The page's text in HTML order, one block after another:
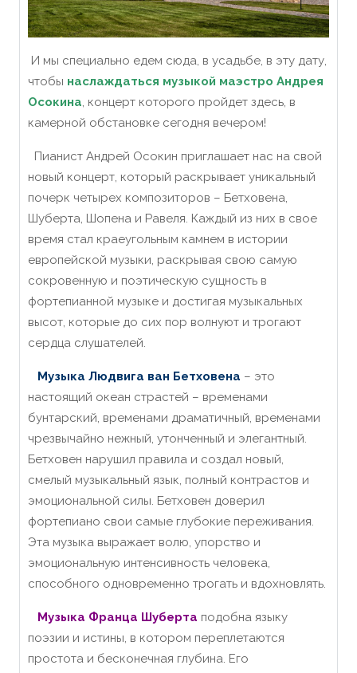
И мы специально едем сюда, в усадьбе, в эту дату,
чтобы наслаждаться музыкой маэстро Андрея
Осокина, концерт которого пройдет здесь, в
камерной обстановке сегодня вечером!
Пианист Андрей Осокин приглашает нас на свой
новый концерт, который раскрывает уникальный
почерк четырех композиторов – Бетховена,
Шуберта, Шопена и Равеля. Каждый из них в свое
время стал краеугольным камнем в истории
европейской музыки, раскрывая свою самую
сокровенную и поэтическую сущность в
фортепианной музыке и достигая музыкальных
высот, которые до сих пор волнуют и трогают
сердца слушателей.
Музыка Людвига ван Бетховена – это
настоящий океан страстей – временами
бунтарский, временами драматичный, временами
чрезвычайно нежный, утонченный и элегантный.
Бетховен нарушил правила и создал новый,
смелый музыкальный язык, полный контрастов и
эмоциональной силы. Бетховен доверил
фортепиано свои самые глубокие переживания.
Эта музыка выражает волю, упорство и
эмоциональную интенсивность человека,
способного одновременно трогать и вдохновлять.
Музыка Франца Шуберта подобна языку
поэзии и истины, в котором переплетаются
простота и бесконечная глубина. Его